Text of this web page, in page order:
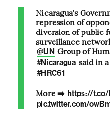
Nicaragua's
repression of
diversion of public
surveillance
@UN Group of
#Nicaragua said in
#HRC61
More ➡️ https://t.co/
pic.twitter.com/